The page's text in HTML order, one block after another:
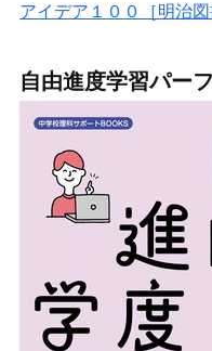
アイデア１００［明治図
自由進度学習パー